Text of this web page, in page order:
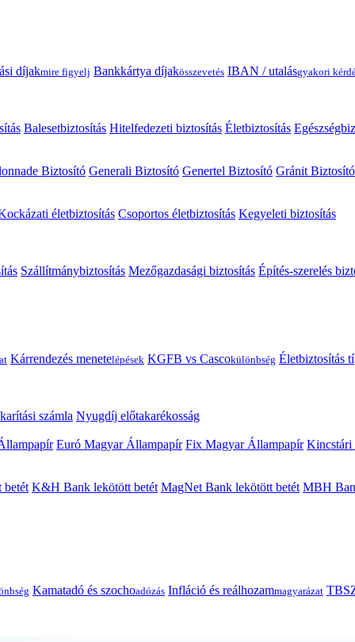
díjakmire figyelj Bankkártya díjakösszevetés IBAN / utalásgyakori
Balesetbiztosítás Hitelfedezeti biztosítás Életbiztosítás
Biztosító Generali Biztosító Genertel Biztosító Gránit Biztosító
életbiztosítás Csoportos életbiztosítás Kegyeleti biztosítás
Szállítmánybiztosítás Mezőgazdasági biztosítás Építés-szerelés
Kárrendezés menetelépések KGFB vs Cascokülönbség Életbiztosítás
számla Nyugdíj előtakarékosság
Euró Magyar Állampapír Fix Magyar Állampapír Kincstári
betét K&H Bank lekötött betét MagNet Bank lekötött betét MBH
Kamatadó és szochoadózás Infláció és reálhozammagyarázat